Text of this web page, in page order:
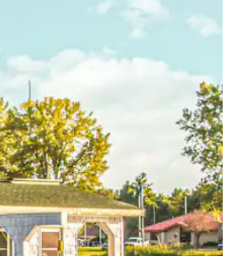
do teclado ou tocando e deslizando o